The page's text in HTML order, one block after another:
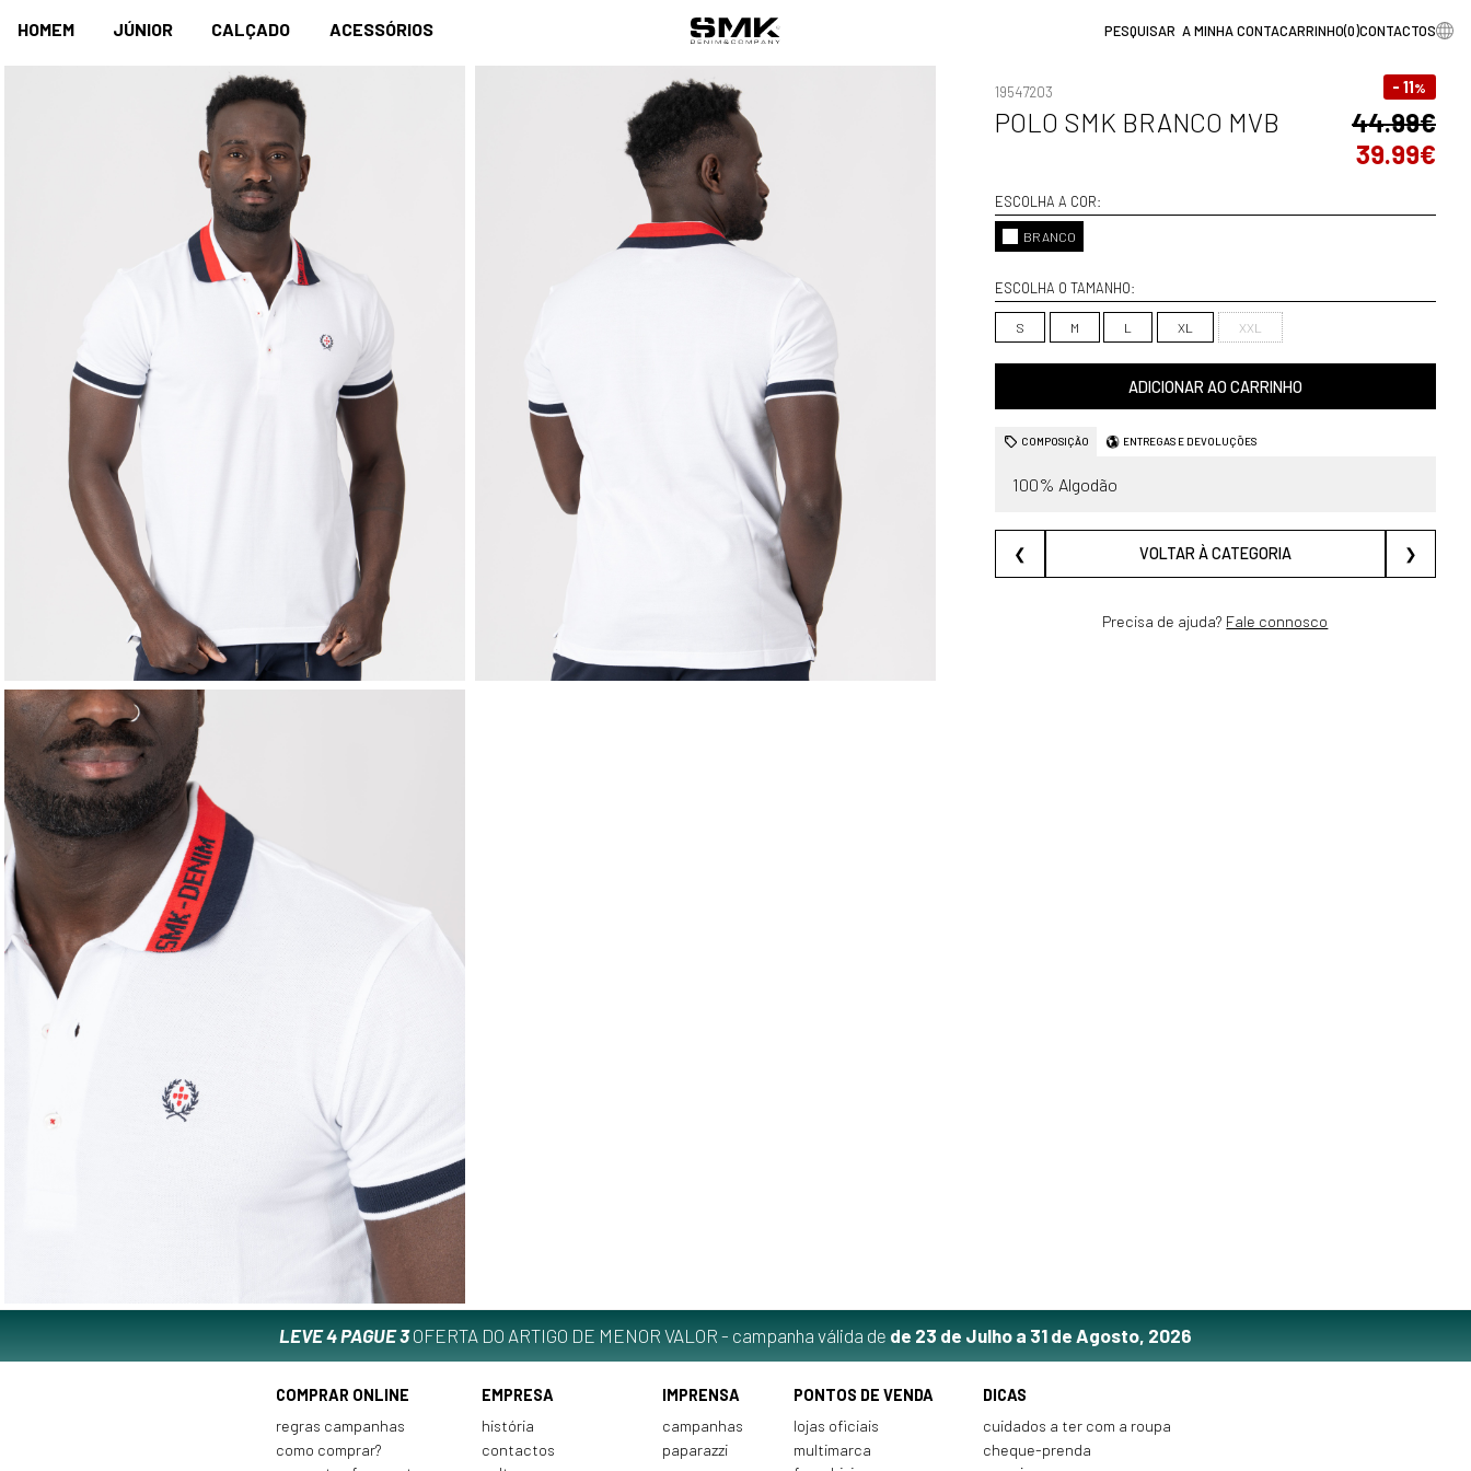
HOMEM JÚNIOR CALÇADO ACESSÓRIOS A MINHA CONTACARRINHO(0)CONTACTOS
- 11%
19547203
POLO SMK BRANCO MVB
44.99€
39.99€
ESCOLHA A COR:
BRANCO
ESCOLHA O TAMANHO:
S M L XL XXL
ADICIONAR AO CARRINHO
COMPOSIÇÃO ENTREGAS E DEVOLUÇÕES
100% Algodão
❮ VOLTAR À CATEGORIA ❯
Precisa de ajuda? Fale connosco
LEVE 4 PAGUE 3OFERTA DO ARTIGO DE MENOR VALOR - campanha válida de de 23 de Julho a 31 de Agosto, 2026
COMPRAR ONLINE
regras campanhas
como comprar?
EMPRESA
história
contactos
IMPRENSA
campanhas
paparazzi
PONTOS DE VENDA
lojas oficiais
multimarca
DICAS
cuidados a ter com a roupa
cheque-prenda